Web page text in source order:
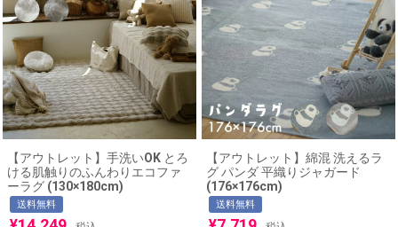
【アウトレット】手洗いOK とろ
ける肌触りのふんわりエコファ
ーラグ (130×180cm)
送料無料
【アウトレット】綿混 洗えるラ
グ パンダ 平織りジャガード
(176×176cm)
送料無料